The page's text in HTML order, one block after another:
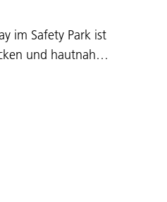
im Safety Park ist
und hautnah…